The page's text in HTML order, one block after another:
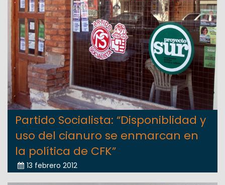
Partido Socialista: “Disponiblidad y
uso del cianuro se enmarcan en
la política de CFK”
13 febrero 2012